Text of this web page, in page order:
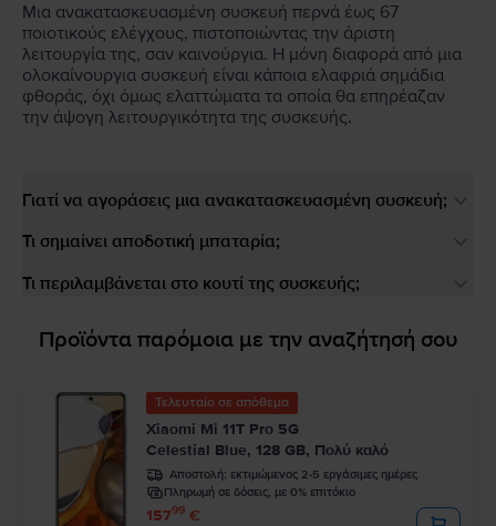
Μια ανακατασκευασμένη συσκευή περνά έως 67
ποιοτικούς ελέγχους, πιστοποιώντας την άριστη
λειτουργία της, σαν καινούργια. Η μόνη διαφορά από μια
ολοκαίνουργια συσκευή είναι κάποια ελαφριά σημάδια
φθοράς, όχι όμως ελαττώματα τα οποία θα επηρέαζαν
την άψογη λειτουργικότητα της συσκευής.
Γιατί να αγοράσεις μια ανακατασκευασμένη συσκευή;
Τι σημαίνει αποδοτική μπαταρία;
Τι περιλαμβάνεται στο κουτί της συσκευής;
Προϊόντα παρόμοια με την αναζήτησή σου
Τελευταίο σε απόθεμα
Xiaomi Mi 11T Pro 5G
Celestial Blue, 128 GB, Πολύ καλό
Αποστολή: εκτιμώμενος 2-5 εργάσιμες ημέρες
Πληρωμή σε δόσεις, με 0% επιτόκιο
15799 €